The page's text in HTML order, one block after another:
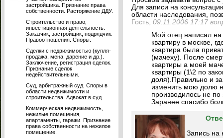
застройщика. Признание права
собственности. Расторжение ДДУ.
Строительство и право,
инвестиционная деятельность.
Заказчик, застройщик, подрядчик.
Правоотношения. Споры.
Сделки с недвижимостью (купля-
продажа, мена, дарение и др.).
Заключение, регистрация сделок.
Признание сделок
недействительными.
Суд, арбитражный суд. Споры в
области недвижимости и
строительства. Адвокат в суд.
Коммерческая недвижимость,
нежилые помещения,
апартаменты, гаражи. Признание
права собственности на нежилое
помещение.
Для записи на
области наследования,
Гость, 09.11.2006 17:17
Мой отец написал
квартиру в москве,
квартира была
(мачеху). После
квартиры а моей
квартиры (1\2 по
доля).Правильно и
изменить мою долю
производилось не
Заранее спасибо
Запись на